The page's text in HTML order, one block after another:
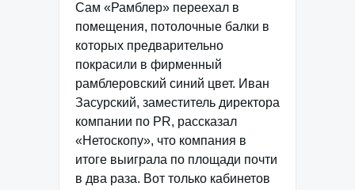
Сам «Рамблер» переехал в
помещения, потолочные балки в
которых предварительно
покрасили в фирменный
рамблеровский синий цвет. Иван
Засурский, заместитель директора
компании по PR, рассказал
«Нетоскопу», что компания в
итоге выиграла по площади почти
в два раза. Вот только кабинетов